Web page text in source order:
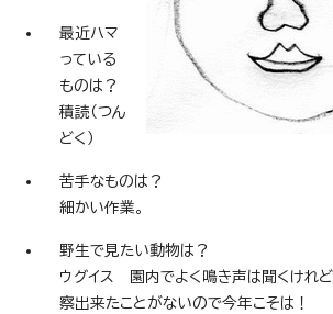
最近ハマ
っている
ものは？
積読（つん
どく）
苦手なものは？
細かい作業。
野生で見たい動物は？
ウグイス 園内でよく鳴き声は聞くけれど
察出来たことがないので今年こそは！